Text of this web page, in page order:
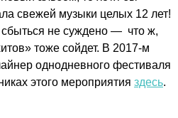
свежей музыки целых 12 лет!
не суждено — что ж,
тоже сойдет. В 2017-м
однодневного фестиваля
этого мероприятия здесь.